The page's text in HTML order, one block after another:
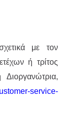
με τον
ή τρίτος
service-